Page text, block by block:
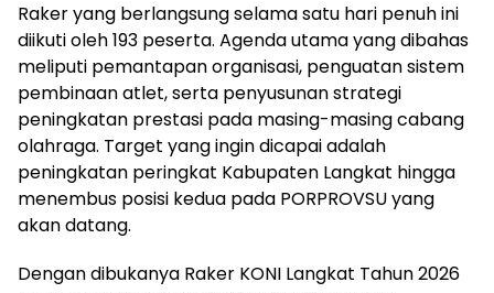
Raker yang berlangsung selama satu hari penuh ini
diikuti oleh 193 peserta. Agenda utama yang dibahas
meliputi pemantapan organisasi, penguatan sistem
pembinaan atlet, serta penyusunan strategi
peningkatan prestasi pada masing-masing cabang
olahraga. Target yang ingin dicapai adalah
peningkatan peringkat Kabupaten Langkat hingga
menembus posisi kedua pada PORPROVSU yang
akan datang.
Dengan dibukanya Raker KONI Langkat Tahun 2026